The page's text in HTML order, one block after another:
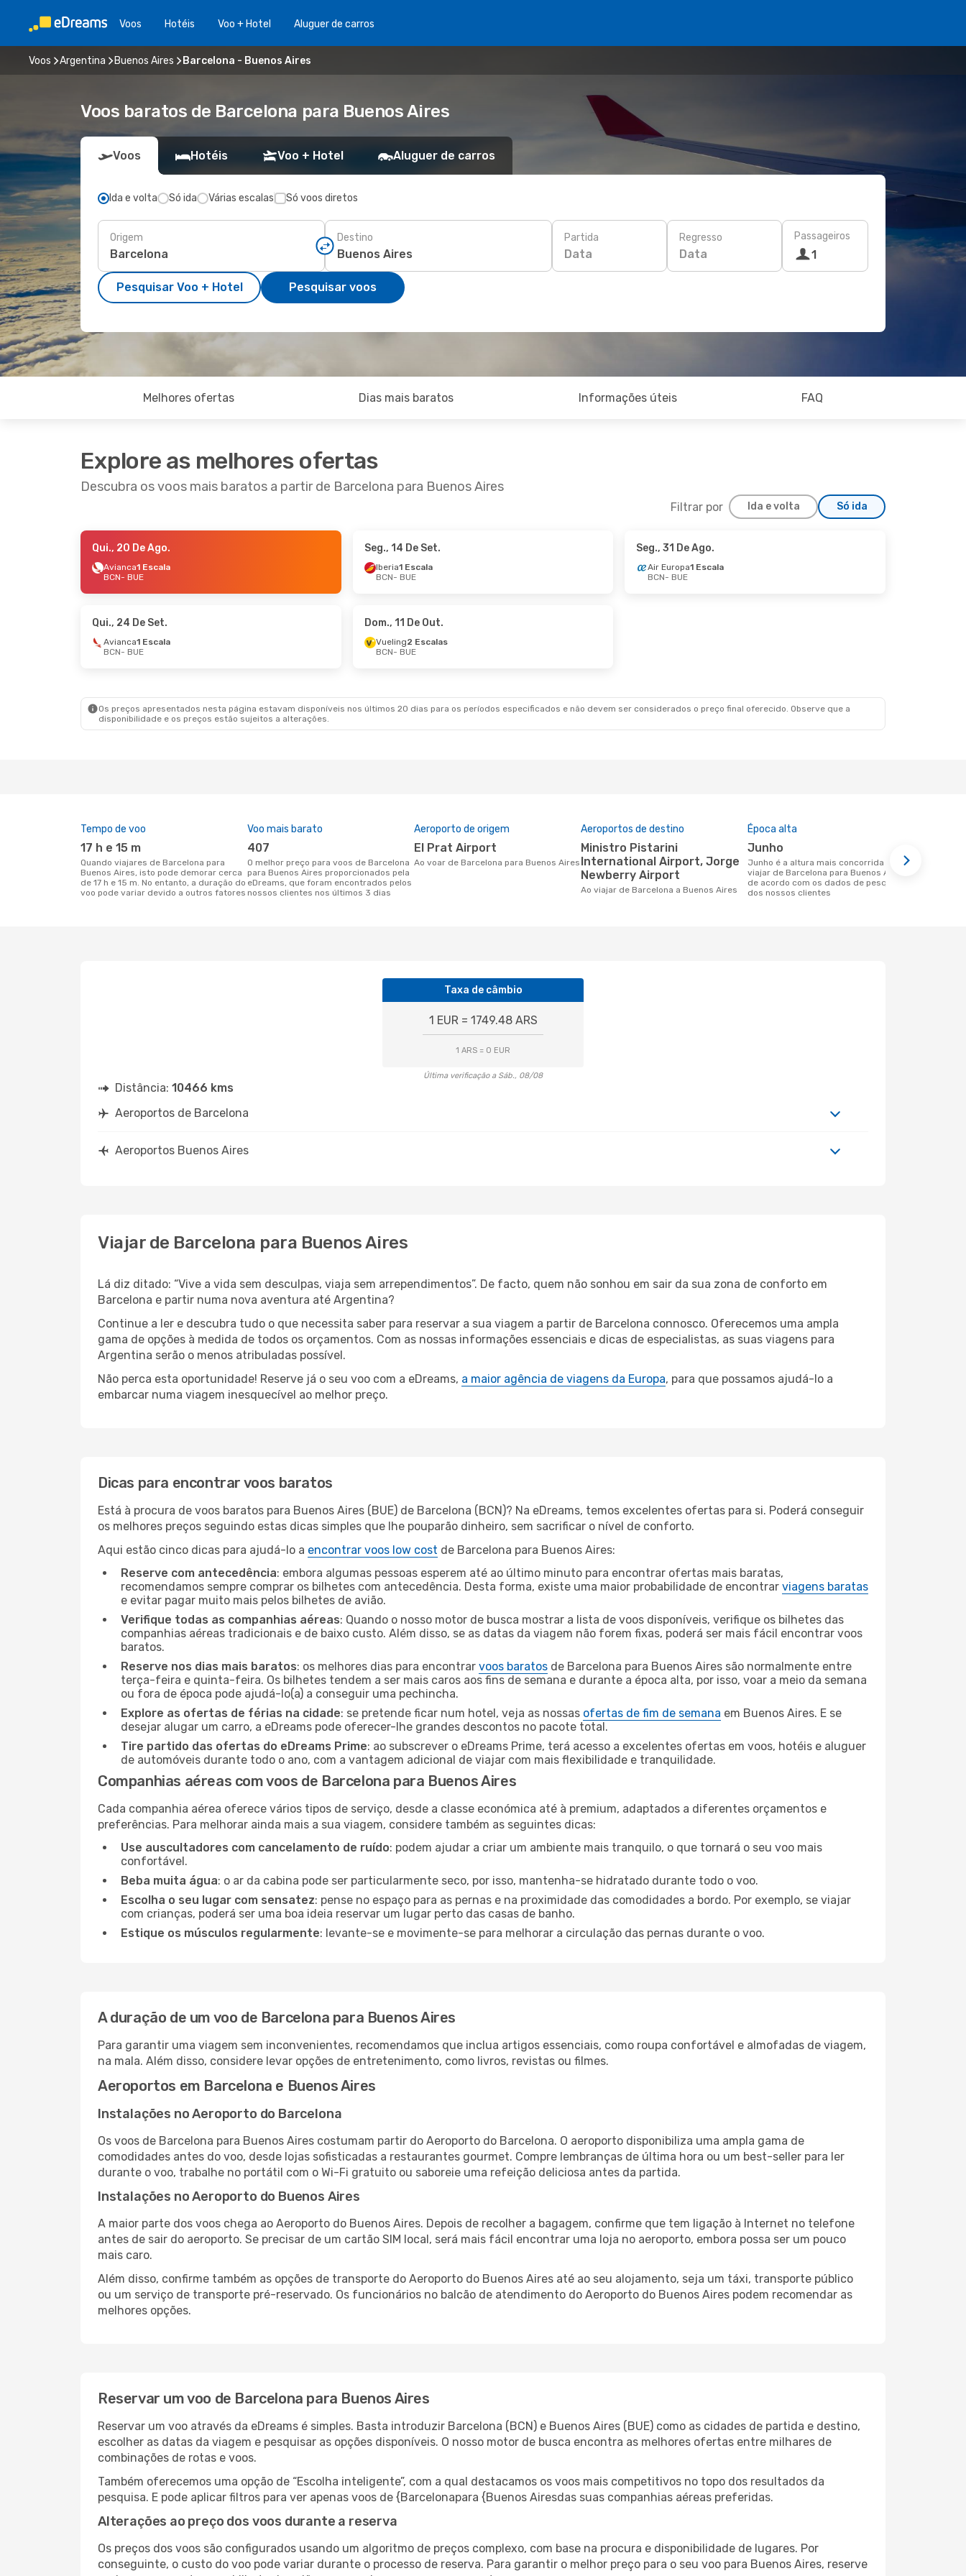
Voos Hotéis Voo + Hotel Aluguer de carros
Voos Argentina Buenos Aires Barcelona - Buenos Aires
Voos baratos de Barcelona para Buenos Aires
Voos Hotéis Voo + Hotel Aluguer de carros
Ida e volta Só ida Várias escalas Só voos diretos
Origem Destino Partida
Data
Regresso
Data
Passageiros
1
Pesquisar Voo + Hotel Pesquisar voos
Melhores ofertas Dias mais baratos Informações úteis FAQ
Explore as melhores ofertas
Descubra os voos mais baratos a partir de Barcelona para Buenos Aires
Filtrar por Ida e volta Só ida
- Qui., 10 De Set.
1 Escala
- Qui., 15 De Out.
Swiss International Air Lines1 Escala
- Sáb., 29 De Ago. - Qui., 22 De Out.
BUE
- BCN
Qui., 20 De Ago.
Avianca1 Escala
BCN- BUE
Seg., 14 De Set.
Iberia1 Escala
BCN- BUE
Seg., 31 De Ago.
Air Europa1 Escala
BCN- BUE
Qui., 24 De Set.
Avianca1 Escala
BCN- BUE
Dom., 11 De Out.
Vueling2 Escalas
BCN- BUE
Os preços apresentados nesta página estavam disponíveis nos últimos 20 dias para os períodos especificados e não devem ser considerados o preço final oferecido. Observe que a
disponibilidade e os preços estão sujeitos a alterações.
Tempo de voo
17 h e 15 m
Quando viajares de Barcelona para
Buenos Aires, isto pode demorar cerca
de 17 h e 15 m. No entanto, a duração do
voo pode variar devido a outros fatores
Voo mais barato
407
O melhor preço para voos de Barcelona
para Buenos Aires proporcionados pela
eDreams, que foram encontrados pelos
nossos clientes nos últimos 3 dias
Aeroporto de origem
El Prat Airport
Ao voar de Barcelona para Buenos Aires
Aeroportos de destino
Ministro Pistarini
International Airport, Jorge
Newberry Airport
Ao viajar de Barcelona a Buenos Aires
Época alta
junho
junho é a altura mais concorrida para
viajar de Barcelona para Buenos Aires
de acordo com os dados de pesquisa
dos nossos clientes
Taxa de câmbio
1 EUR = 1749.48 ARS
1 ARS = 0 EUR
Última verificação a Sáb., 08/08
Distância: 10466 kms
Aeroportos de Barcelona
Aeroportos Buenos Aires
Viajar de Barcelona para Buenos Aires
Lá diz ditado: “Vive a vida sem desculpas, viaja sem arrependimentos”. De facto, quem não sonhou em sair da sua zona de conforto em
Barcelona e partir numa nova aventura até Argentina?
Continue a ler e descubra tudo o que necessita saber para reservar a sua viagem a partir de Barcelona connosco. Oferecemos uma ampla
gama de opções à medida de todos os orçamentos. Com as nossas informações essenciais e dicas de especialistas, as suas viagens para
Argentina serão o menos atribuladas possível.
Não perca esta oportunidade! Reserve já o seu voo com a eDreams, a maior agência de viagens da Europa, para que possamos ajudá-lo a
embarcar numa viagem inesquecível ao melhor preço.
Dicas para encontrar voos baratos
Está à procura de voos baratos para Buenos Aires (BUE) de Barcelona (BCN)? Na eDreams, temos excelentes ofertas para si. Poderá conseguir
os melhores preços seguindo estas dicas simples que lhe pouparão dinheiro, sem sacrificar o nível de conforto.
Aqui estão cinco dicas para ajudá-lo a encontrar voos low cost de Barcelona para Buenos Aires:
Reserve com antecedência: embora algumas pessoas esperem até ao último minuto para encontrar ofertas mais baratas,
recomendamos sempre comprar os bilhetes com antecedência. Desta forma, existe uma maior probabilidade de encontrar viagens baratas
e evitar pagar muito mais pelos bilhetes de avião.
Verifique todas as companhias aéreas: Quando o nosso motor de busca mostrar a lista de voos disponíveis, verifique os bilhetes das
companhias aéreas tradicionais e de baixo custo. Além disso, se as datas da viagem não forem fixas, poderá ser mais fácil encontrar voos
baratos.
Reserve nos dias mais baratos: os melhores dias para encontrar voos baratos de Barcelona para Buenos Aires são normalmente entre
terça-feira e quinta-feira. Os bilhetes tendem a ser mais caros aos fins de semana e durante a época alta, por isso, voar a meio da semana
ou fora de época pode ajudá-lo(a) a conseguir uma pechincha.
Explore as ofertas de férias na cidade: se pretende ficar num hotel, veja as nossas ofertas de fim de semana em Buenos Aires. E se
desejar alugar um carro, a eDreams pode oferecer-lhe grandes descontos no pacote total.
Tire partido das ofertas do eDreams Prime: ao subscrever o eDreams Prime, terá acesso a excelentes ofertas em voos, hotéis e aluguer
de automóveis durante todo o ano, com a vantagem adicional de viajar com mais flexibilidade e tranquilidade.
Companhias aéreas com voos de Barcelona para Buenos Aires
Cada companhia aérea oferece vários tipos de serviço, desde a classe económica até à premium, adaptados a diferentes orçamentos e
preferências. Para melhorar ainda mais a sua viagem, considere também as seguintes dicas:
Use auscultadores com cancelamento de ruído: podem ajudar a criar um ambiente mais tranquilo, o que tornará o seu voo mais
confortável.
Beba muita água: o ar da cabina pode ser particularmente seco, por isso, mantenha-se hidratado durante todo o voo.
Escolha o seu lugar com sensatez: pense no espaço para as pernas e na proximidade das comodidades a bordo. Por exemplo, se viajar
com crianças, poderá ser uma boa ideia reservar um lugar perto das casas de banho.
Estique os músculos regularmente: levante-se e movimente-se para melhorar a circulação das pernas durante o voo.
A duração de um voo de Barcelona para Buenos Aires
Para garantir uma viagem sem inconvenientes, recomendamos que inclua artigos essenciais, como roupa confortável e almofadas de viagem,
na mala. Além disso, considere levar opções de entretenimento, como livros, revistas ou filmes.
Aeroportos em Barcelona e Buenos Aires
Instalações no Aeroporto do Barcelona
Os voos de Barcelona para Buenos Aires costumam partir do Aeroporto do Barcelona. O aeroporto disponibiliza uma ampla gama de
comodidades antes do voo, desde lojas sofisticadas a restaurantes gourmet. Compre lembranças de última hora ou um best-seller para ler
durante o voo, trabalhe no portátil com o Wi-Fi gratuito ou saboreie uma refeição deliciosa antes da partida.
Instalações no Aeroporto do Buenos Aires
A maior parte dos voos chega ao Aeroporto do Buenos Aires. Depois de recolher a bagagem, confirme que tem ligação à Internet no telefone
antes de sair do aeroporto. Se precisar de um cartão SIM local, será mais fácil encontrar uma loja no aeroporto, embora possa ser um pouco
mais caro.
Além disso, confirme também as opções de transporte do Aeroporto do Buenos Aires até ao seu alojamento, seja um táxi, transporte público
ou um serviço de transporte pré-reservado. Os funcionários no balcão de atendimento do Aeroporto do Buenos Aires podem recomendar as
melhores opções.
Reservar um voo de Barcelona para Buenos Aires
Reservar um voo através da eDreams é simples. Basta introduzir Barcelona (BCN) e Buenos Aires (BUE) como as cidades de partida e destino,
escolher as datas da viagem e pesquisar as opções disponíveis. O nosso motor de busca encontra as melhores ofertas entre milhares de
combinações de rotas e voos.
Também oferecemos uma opção de “Escolha inteligente”, com a qual destacamos os voos mais competitivos no topo dos resultados da
pesquisa. E pode aplicar filtros para ver apenas voos de {Barcelonapara {Buenos Airesdas suas companhias aéreas preferidas.
Alterações ao preço dos voos durante a reserva
Os preços dos voos são configurados usando um algoritmo de preços complexo, com base na procura e disponibilidade de lugares. Por
conseguinte, o custo do voo pode variar durante o processo de reserva. Para garantir o melhor preço para o seu voo para Buenos Aires, reserve